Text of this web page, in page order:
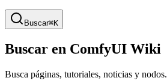
Buscar⌘K
Buscar en ComfyUI Wiki
Busca páginas, tutoriales, noticias y nodos.